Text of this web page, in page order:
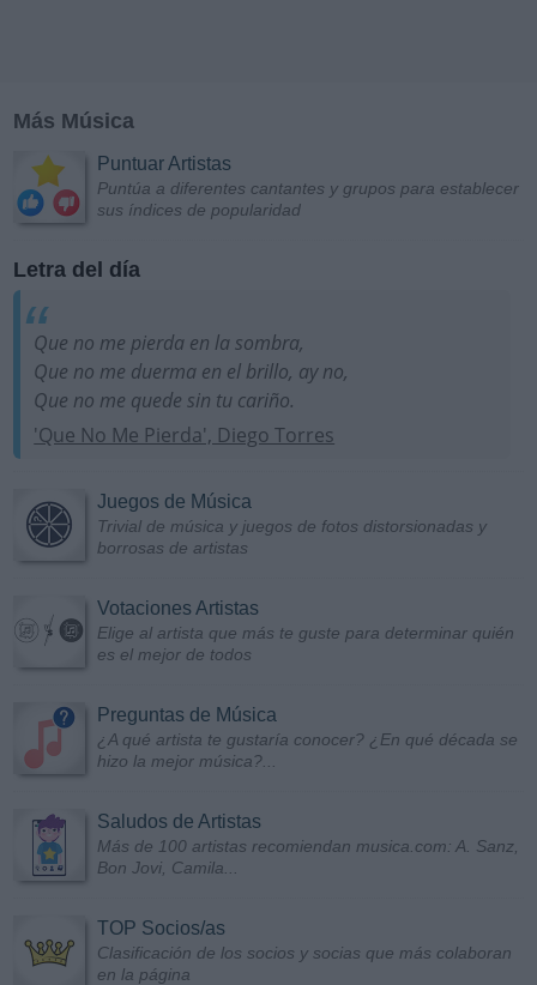
Más Música
Puntuar Artistas
Puntúa a diferentes cantantes y grupos para establecer
sus índices de popularidad
Letra del día
Que no me pierda en la sombra,
Que no me duerma en el brillo, ay no,
Que no me quede sin tu cariño.
'Que No Me Pierda', Diego Torres
Juegos de Música
Trivial de música y juegos de fotos distorsionadas y
borrosas de artistas
Votaciones Artistas
Elige al artista que más te guste para determinar quién
es el mejor de todos
Preguntas de Música
¿A qué artista te gustaría conocer? ¿En qué década se
hizo la mejor música?...
Saludos de Artistas
Más de 100 artistas recomiendan musica.com: A. Sanz,
Bon Jovi, Camila...
TOP Socios/as
Clasificación de los socios y socias que más colaboran
en la página